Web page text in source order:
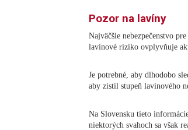
Pozor na lavíny
Najväčšie nebezpečenstvo
lavínové riziko ovplyvňuje
Je potrebné, aby dlhodobo
aby zistil stupeň lavínového
Na Slovensku tieto
niektorých svahoch sa však